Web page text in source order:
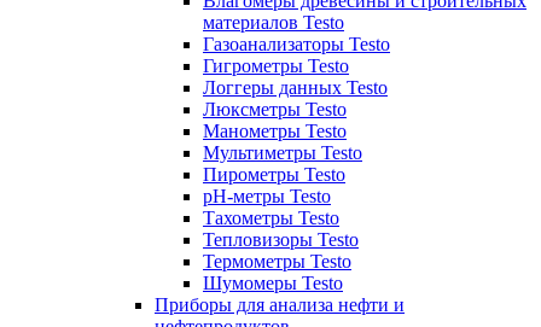
материалов Testo
Газоанализаторы Testo
Гигрометры Testo
Логгеры данных Testo
Люксметры Testo
Манометры Testo
Мультиметры Testo
Пирометры Testo
pH-метры Testo
Тахометры Testo
Тепловизоры Testo
Термометры Testo
Шумомеры Testo
Приборы для анализа нефти и